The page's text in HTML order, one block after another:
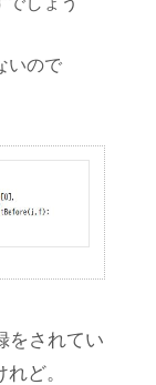
いので
をされてい
ど。